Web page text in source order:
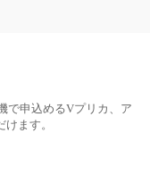
で申込めるVプリカ、ア
ます。